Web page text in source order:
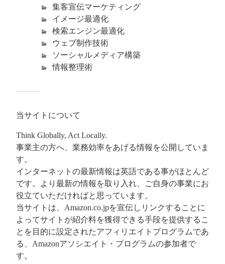
集客宣伝マーケティング
イメージ最適化
検索エンジン最適化
ウェブ制作技術
ソーシャルメディア構築
情報整理術
当サイトについて
Think Globally, Act Locally.
事業主の方へ、業務効率をあげる情報を公開していま
す。
インターネットの最新情報は英語である事がほとんど
です。より最新の情報を取り入れ、ご自身の事業にお
役立ていただければと思っています。
当サイトは、Amazon.co.jpを宣伝しリンクすることに
よってサイトが紹介料を獲得できる手段を提供するこ
とを目的に設定されたアフィリエイトプログラムであ
る、Amazonアソシエイト・プログラムの参加者で
す。